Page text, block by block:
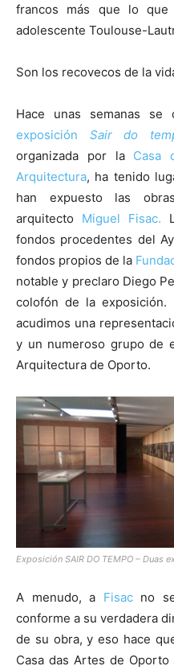
francos más que lo que
adolescente Toulouse-
Son los recovecos de la
Hace unas semanas
exposición Sair do
organizada por la Casa
Arquitectura, ha tenido
han expuesto las
arquitecto Miguel Fisac.
fondos procedentes del
fondos propios de la
notable y preclaro Diego
colofón de la
acudimos una
y un numeroso grupo de
Arquitectura de Oporto.
Exposición SAIR DO TEMPO – Duas
A menudo, a Fisacno se
conforme a su verdadera
de su obra, y eso hace
Casa das Artes de